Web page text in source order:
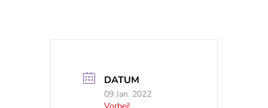
DATUM
09 Jan. 2022